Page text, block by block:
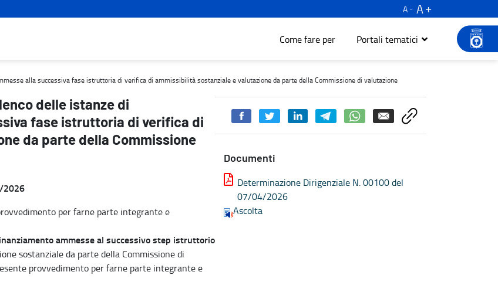
A
A
Come fare per Portali tematici
alla successiva fase istruttoria di verifica di ammissibilità sostanziale e valutazione da parte della Commissione di
alla successiva fase istruttoria di verifica di ammissibilità sostanziale e valutazione da parte della Commissione di valutazione
delle istanze di
fase istruttoria di verifica di
da parte della Commissione
2026
per farne parte integrante e
ammesse al successivo step istruttorio
sostanziale da parte della Commissione di
provvedimento per farne parte integrante e
Documenti
Determinazione Dirigenziale N. 00100 del
07/04/2026
Ascolta